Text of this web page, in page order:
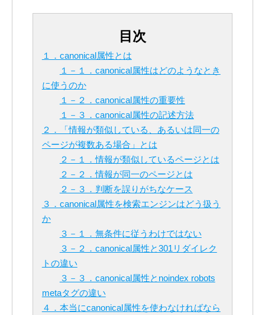
目次
１．canonical属性とは
１－１．canonical属性はどのようなとき
に使うのか
１－２．canonical属性の重要性
１－３．canonical属性の記述方法
２．「情報が類似している、あるいは同一の
ページが複数ある場合」とは
２－１．情報が類似しているページとは
２－２．情報が同一のページとは
２－３．判断を誤りがちなケース
３．canonical属性を検索エンジンはどう扱う
か
３－１．無条件に従うわけではない
３－２．canonical属性と301リダイレク
トの違い
３－３．canonical属性とnoindex robots
metaタグの違い
４．本当にcanonical属性を使わなければなら